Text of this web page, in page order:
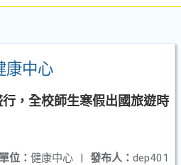
康中心
，全校師生寒假出國旅遊時
發布人： dep401
位： 健康中心 |